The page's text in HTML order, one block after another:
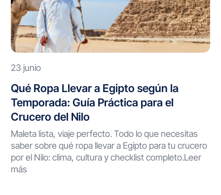
23 junio
Qué Ropa Llevar a Egipto según la
Temporada: Guía Práctica para el
Crucero del Nilo
Maleta lista, viaje perfecto. Todo lo que necesitas
saber sobre qué ropa llevar a Egipto para tu crucero
por el Nilo: clima, cultura y checklist completo.Leer
más